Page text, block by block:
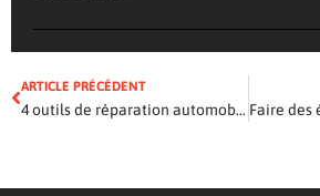
ARTICLE PRÉCÉDENT
4 outils de réparation automobile que vous devriez avoir dans votre coffre